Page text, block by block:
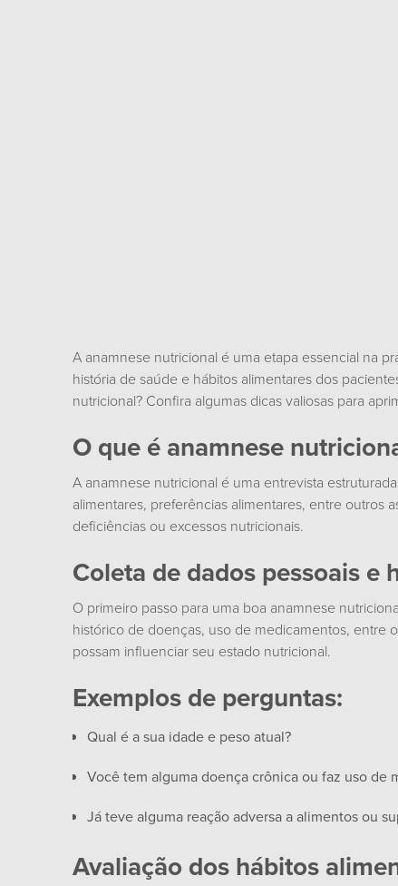
A anamnese nutricional é uma etapa essencial na
história de saúde e hábitos alimentares dos
nutricional? Confira algumas dicas valiosas para
O que é anamnese
A anamnese nutricional é uma entrevista
alimentares, preferências alimentares, entre outros
deficiências ou excessos nutricionais.
Coleta de dados pessoais e
O primeiro passo para uma boa anamnese
histórico de doenças, uso de medicamentos, entre
possam influenciar seu estado nutricional.
Exemplos de perguntas:
Qual é a sua idade e peso atual?
Você tem alguma doença crônica ou faz uso de
Já teve alguma reação adversa a alimentos ou
Avaliação dos hábitos